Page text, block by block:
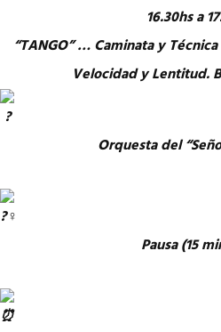
16.30hs a
“TANGO” … Caminata y
Velocidad y Lentitud.
Orquesta del
Pausa (15